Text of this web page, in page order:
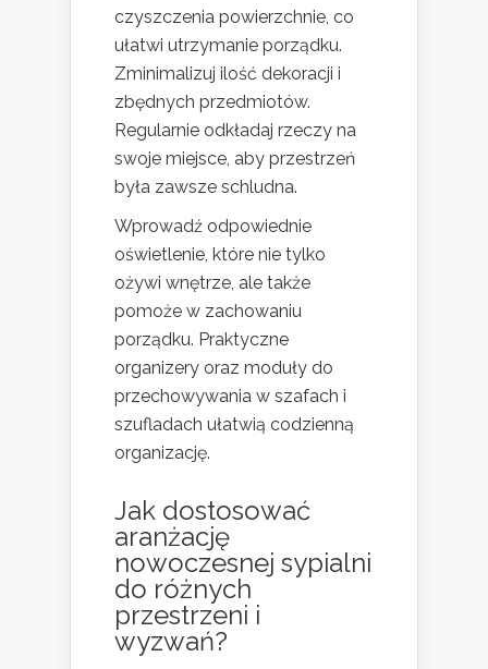
czyszczenia powierzchnie, co
ułatwi utrzymanie porządku.
Zminimalizuj ilość dekoracji i
zbędnych przedmiotów.
Regularnie odkładaj rzeczy na
swoje miejsce, aby przestrzeń
była zawsze schludna.
Wprowadź odpowiednie
oświetlenie, które nie tylko
ożywi wnętrze, ale także
pomoże w zachowaniu
porządku. Praktyczne
organizery oraz moduły do
przechowywania w szafach i
szufladach ułatwią codzienną
organizację.
Jak dostosować
aranżację
nowoczesnej sypialni
do różnych
przestrzeni i
wyzwań?